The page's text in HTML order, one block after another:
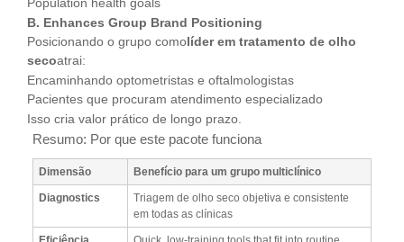
B. Enhances Group Brand Positioning
Posicionando o grupo comolíder em tratamento de olho
secoatrai:
Encaminhando optometristas e oftalmologistas
Pacientes que procuram atendimento especializado
Isso cria valor prático de longo prazo.
Resumo: Por que este pacote funciona
Dimensão Benefício para um grupo multiclínico
Diagnostics
Triagem de olho seco objetiva e consistente
em todas as clínicas